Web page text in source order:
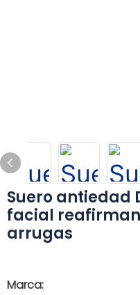
Suero antiedad
facial
arrugas
Marca: